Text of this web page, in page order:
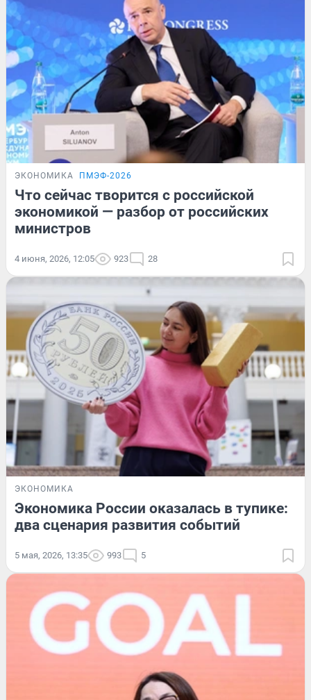
ЭКОНОМИКА ПМЭФ-2026
Что сейчас творится с российской
экономикой — разбор от российских
министров
4 июня, 2026, 12:05 923 28
ЭКОНОМИКА
Экономика России оказалась в тупике:
два сценария развития событий
5 мая, 2026, 13:35 993 5